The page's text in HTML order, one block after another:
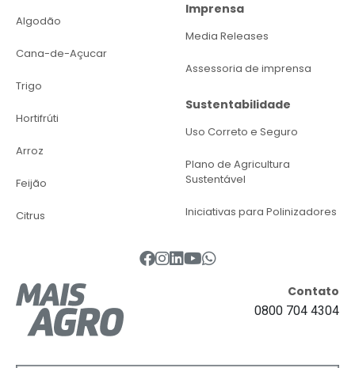
Algodão
Cana-de-Açucar
Trigo
Hortifrúti
Arroz
Feijão
Citrus
Imprensa
Media Releases
Assessoria de imprensa
Sustentabilidade
Uso Correto e Seguro
Plano de Agricultura
Sustentável
Iniciativas para Polinizadores
Contato
0800 704 4304